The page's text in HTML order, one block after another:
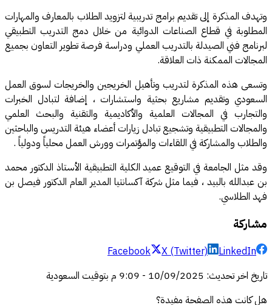
وتهدف المذكرة إلى تقديم برامج تدريبية لتزويد الطلاب بالمعارف والمهارات
المطلوبة في قطاع الصناعات الدوائية من خلال دمج التدريب التطبيقي
لبرنامج فني الصيدلة بالتدريب العملي ودراسة فرصة تطوير التعاون بجميع
المجالات الممكنة ذات العلاقة.
وتسعى هذه المذكرة لتدريب وتأهيل الخريجين والخريجات لسوق العمل
السعودي وتقديم مشاريع بحثية واستشارات ، إضافة لتبادل الخبرات
والتجارب في المجالات العلمية والأكاديمية والتقنية والبحث العلمي
والمجالات التطبيقية وتشجيع تبادل زيارات أعضاء هيئة التدريس والباحثين
والطلاب والمشاركة في اللقاءات والمؤتمرات وورش العمل محلياً ودولياً .
وقد مثل الجامعة في التوقيع عميد الكلية التطبيقية الأستاذ الدكتور محمد
بن عبدالله بالبيد ، فيما مثل شركة آكسانتيا المدير العام الدكتور فيصل بن
فهد الطلاسي.
مشاركة
Facebook X (Twitter)
LinkedIn
تاريخ اخر تحديث:
10/09/2025
- 9:09 م
بتوقيت السعودية
هل كانت هذه الصفحة مفيدة؟